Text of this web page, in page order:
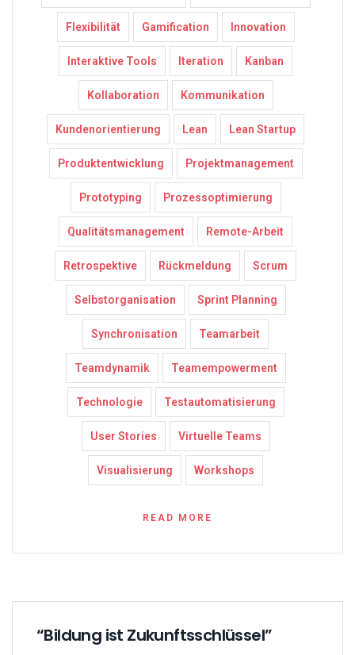
Flexibilität Gamification Innovation
Interaktive Tools Iteration Kanban
Kollaboration Kommunikation
Kundenorientierung Lean Lean Startup
Produktentwicklung Projektmanagement
Prototyping Prozessoptimierung
Qualitätsmanagement Remote-Arbeit
Retrospektive Rückmeldung Scrum
Selbstorganisation Sprint Planning
Synchronisation Teamarbeit
Teamdynamik Teamempowerment
Technologie Testautomatisierung
User Stories Virtuelle Teams
Visualisierung Workshops
READ MORE
“Bildung ist Zukunftsschlüssel”